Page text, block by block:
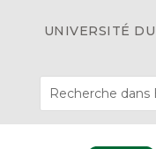
UNIVERSITÉ